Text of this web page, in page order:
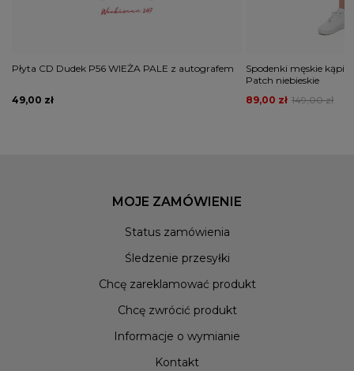
Płyta CD Dudek P56 WIEŻA PALE z autografem
49,00 zł
Spodenki męskie
Patch niebieskie
149,00 zł
89,00 zł
MOJE ZAMÓWIENIE
Status zamówienia
Śledzenie przesyłki
Chcę zareklamować produkt
Chcę zwrócić produkt
Informacje o wymianie
Kontakt